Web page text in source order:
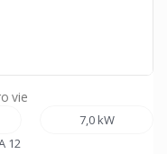
vie
7,0 kW
12